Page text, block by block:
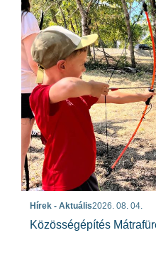
Hírek - Aktuális2026. 08. 04.
Közösségépítés